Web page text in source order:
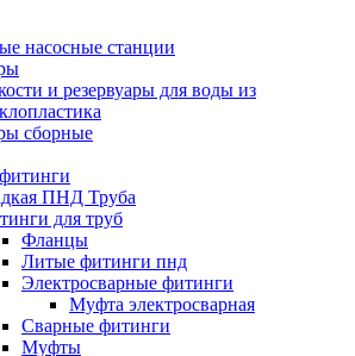
насосные станции
и резервуары для воды из
сборные
ПНД Труба
для труб
Фланцы
Литые фитинги пнд
Электросварные фитинги
Муфта электросварная
Сварные фитинги
Муфты